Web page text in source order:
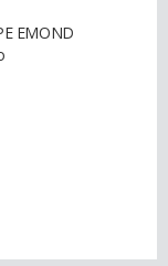
EMOND